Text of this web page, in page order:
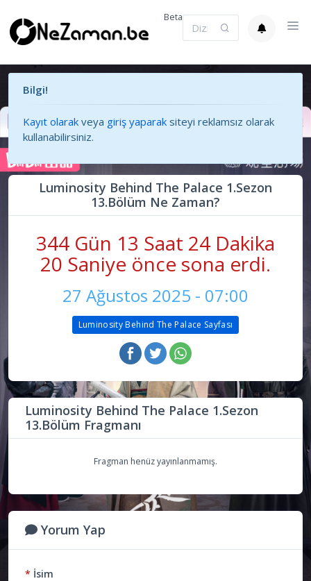
Beta
Bilgi!
Kayıt olarak veya giriş yaparak siteyi reklamsız olarak
kullanabilirsiniz.
Luminosity Behind The Palace 1.Sezon
13.Bölüm Ne Zaman?
344 Gün 13 Saat 24 Dakika
20 Saniye önce sona erdi.
27 Ağustos 2025 - 07:00
Luminosity Behind The Palace Sayfası
Luminosity Behind The Palace 1.Sezon
13.Bölüm Fragmanı
Fragman henüz yayınlanmamış.
Yorum Yap
* İsim